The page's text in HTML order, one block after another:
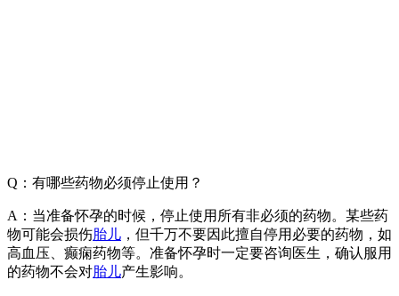
Q：有哪些药物必须停止使用？
A：当准备怀孕的时候，停止使用所有非必须的药物。某些药
物可能会损伤胎儿 ，但千万不要因此擅自停用必要的药物，如
高血压、癫痫药物等。准备怀孕时一定要咨询医生，确认服用
的药物不会对胎儿产生影响。